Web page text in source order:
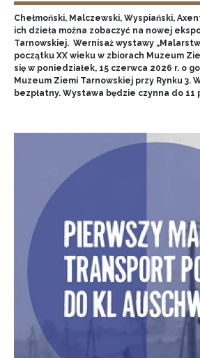
Chełmoński, Malczewski, Wyspiański,
ich dzieła można zobaczyć na nowej
Tarnowskiej. Wernisaż wystawy
początku XX wieku w zbiorach Muzeum
się w poniedziałek, 15 czerwca 2026 r. o
Muzeum Ziemi Tarnowskiej przy Rynku 3.
bezpłatny. Wystawa będzie czynna do 11